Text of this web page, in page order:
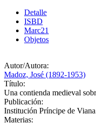
Detalle
ISBD
Marc21
Objetos
Autor/Autora:
Madoz, José (1892-1953)
Título:
Una contienda medieval
Publicación:
Institución Príncipe de
Materias: